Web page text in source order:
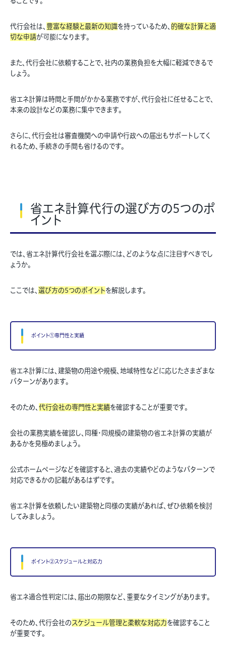
代行会社は、 豊富な経験と最新の知識を持っているため、 的確な計算と適
切な申請が可能になります。
また、代行会社に依頼することで、社内の業務負担を大幅に軽減できるで
しょう。
省エネ計算は時間と手間がかかる業務ですが、代行会社に任せることで、
本来の設計などの業務に集中できます。
さらに、代行会社は審査機関への申請や行政への届出もサポートしてく
れるため、手続きの手間も省けるのです。
省エネ計算代行の選び方の5つのポ
イント
では、省エネ計算代行会社を選ぶ際には、どのような点に注目すべきでし
ょうか。
ここでは、 選び方の5つのポイントを解説します。
ポイント①専門性と実績
省エネ計算には、建築物の用途や規模、地域特性などに応じたさまざまな
パターンがあります。
そのため、 代行会社の専門性と実績を確認することが重要です。
会社の業務実績を確認し、同種・同規模の建築物の省エネ計算の実績が
あるかを見極めましょう。
公式ホームページなどを確認すると、過去の実績やどのようなパターンで
対応できるかの記載があるはずです。
省エネ計算を依頼したい建築物と同様の実績があれば、ぜひ依頼を検討
してみましょう。
ポイント②スケジュールと対応力
省エネ適合性判定には、届出の期限など、重要なタイミングがあります。
そのため、代行会社のスケジュール管理と柔軟な対応力を確認すること
が重要です。